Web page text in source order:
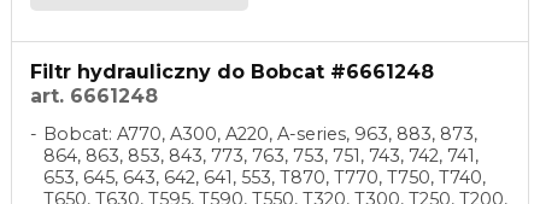
Filtr hydrauliczny do Bobcat #6661248
art. 6661248
Bobcat: A770, A300, A220, A-series, 963, 883, 873,
864, 863, 853, 843, 773, 763, 753, 751, 743, 742, 741,
653, 645, 643, 642, 641, 553, T870, T770, T750, T740,
T650, T630, T595, T590, T550, T320, T300, T250, T200,